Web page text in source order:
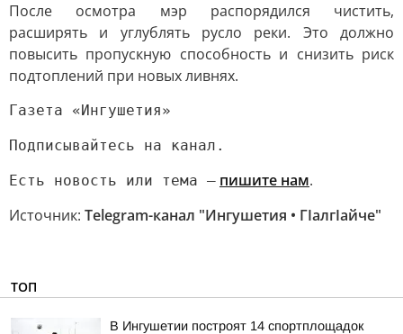
После осмотра мэр распорядился чистить,
расширять и углублять русло реки. Это должно
повысить пропускную способность и снизить риск
подтоплений при новых ливнях.
Газета «Ингушетия»
Подписывайтесь на канал.
Есть новость или тема — пишите нам.
Источник: Telegram-канал "Ингушетия • ГIалгIайче"
ТОП
В Ингушетии построят 14 спортплощадок